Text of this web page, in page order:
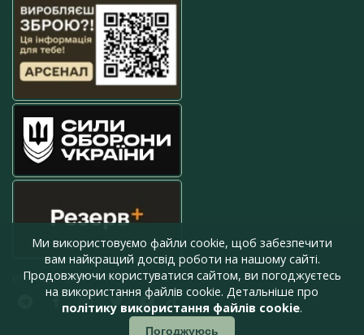
press@armyinform.com.ua
Ми використовуємо файли cookie, щоб забезпечити
вам найкращий досвід роботи на нашому сайті.
Продовжуючи користуватися сайтом, ви погоджуєтесь
на використання файлів cookie. Детальніше про
політику використання файлів cookie.
Погоджуюсь